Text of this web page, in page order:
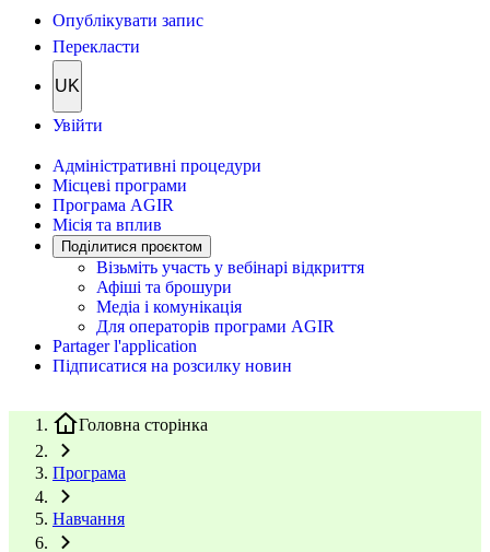
Опублікувати запис
Перекласти
UK
Увійти
Адміністративні процедури
Місцеві програми
Програма AGIR
Місія та вплив
Поділитися проєктом
Візьміть участь у вебінарі відкриття
Афіші та брошури
Медіа і комунікація
Для операторів програми AGIR
Partager l'application
Підписатися на розсилку новин
Головна сторінка
Програма
Навчання